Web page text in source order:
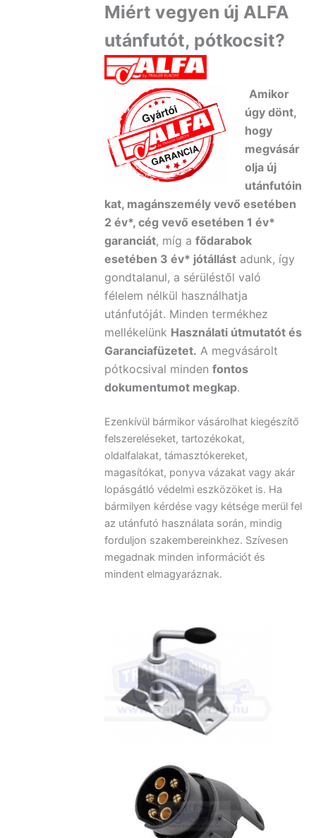
Miért vegyen új ALFA
utánfutót, pótkocsit?
Amikor
úgy dönt,
hogy
megvásár
olja új
utánfutóin
kat, magánszemély vevő esetében
2 év*, cég vevő esetében 1 év*
garanciát, míg a fődarabok
esetében 3 év* jótállástadunk, így
gondtalanul, a sérüléstől való
félelem nélkül használhatja
utánfutóját. Minden termékhez
mellékelünk Használati útmutatót és
Garanciafüzetet. A megvásárolt
pótkocsival minden fontos
dokumentumot megkap.
Ezenkívül bármikor vásárolhat kiegészítő
felszereléseket, tartozékokat,
oldalfalakat, támasztókereket,
magasítókat, ponyva vázakat vagy akár
lopásgátló védelmi eszközöket is. Ha
bármilyen kérdése vagy kétsége merül fel
az utánfutó használata során, mindig
forduljon szakembereinkhez. Szívesen
megadnak minden információt és
mindent elmagyaráznak.